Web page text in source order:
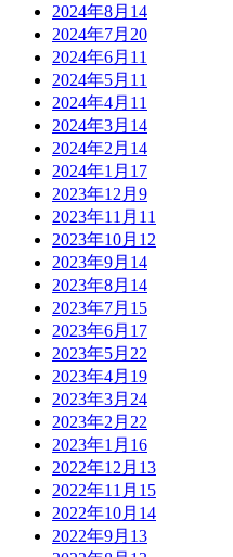
2024年8月 14
2024年7月 20
2024年6月 11
2024年5月 11
2024年4月 11
2024年3月 14
2024年2月 14
2024年1月 17
2023年12月 9
2023年11月 11
2023年10月 12
2023年9月 14
2023年8月 14
2023年7月 15
2023年6月 17
2023年5月 22
2023年4月 19
2023年3月 24
2023年2月 22
2023年1月 16
2022年12月 13
2022年11月 15
2022年10月 14
2022年9月 13